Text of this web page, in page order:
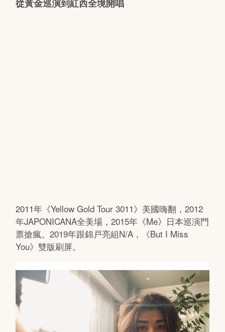
從黃金巡演到紅西全境開唱
2011年《Yellow Gold Tour 3011》美國嗨翻，2012
年JAPONICANA全美場，2015年《Me》日本巡演門
票搶瘋。2019年跟錦戸亮組N/A，《But I Miss
You》雙版刷屏。